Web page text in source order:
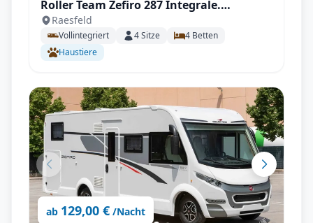
Roller Team Zefiro 287 Integrale.
Automatik, Autark
Raesfeld
Vollintegriert 4Sitze 4 Betten
Haustiere
ab 129,00 € /Nacht